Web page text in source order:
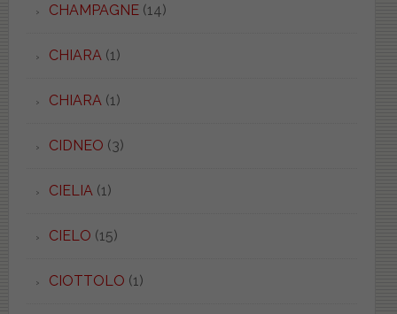
CHAMPAGNE(14)
CHIARA (1)
CHIARA (1)
CIDNEO (3)
CIELIA (1)
CIELO (15)
CIOTTOLO (1)